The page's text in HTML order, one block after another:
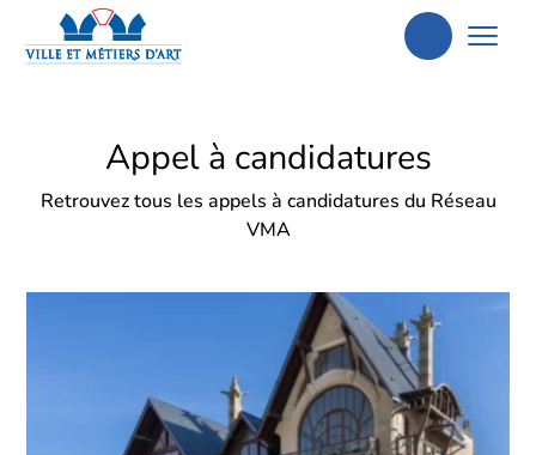
Aller
recherche
Appel à candidatures
Retrouvez tous les appels à candidatures du Réseau
VMA